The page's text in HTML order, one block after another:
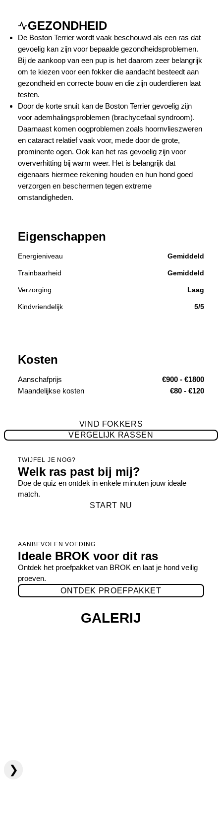
GEZONDHEID
De Boston Terrier wordt vaak beschouwd als een ras dat
gevoelig kan zijn voor bepaalde gezondheidsproblemen.
Bij de aankoop van een pup is het daarom zeer belangrijk
om te kiezen voor een fokker die aandacht besteedt aan
gezondheid en correcte bouw en die zijn ouderdieren laat
testen.
Door de korte snuit kan de Boston Terrier gevoelig zijn
voor ademhalingsproblemen (brachycefaal syndroom).
Daarnaast komen oogproblemen zoals hoornvlieszweren
en cataract relatief vaak voor, mede door de grote,
prominente ogen. Ook kan het ras gevoelig zijn voor
oververhitting bij warm weer. Het is belangrijk dat
eigenaars hiermee rekening houden en hun hond goed
verzorgen en beschermen tegen extreme
omstandigheden.
Eigenschappen
Energieniveau Gemiddeld
Trainbaarheid Gemiddeld
Verzorging Laag
Kindvriendelijk 5/5
Kosten
Aanschafprijs
€900 - €1800
Maandelijkse kosten
€80 - €120
VIND FOKKERS
VERGELIJK RASSEN
TWIJFEL JE NOG?
Welk ras past bij mij?
Doe de quiz en ontdek in enkele minuten jouw ideale
match.
START NU
AANBEVOLEN VOEDING
Ideale BROK voor dit ras
Ontdek het proefpakket van BROK en laat je hond veilig
proeven.
ONTDEK PROEFPAKKET
GALERIJ
❮
❯